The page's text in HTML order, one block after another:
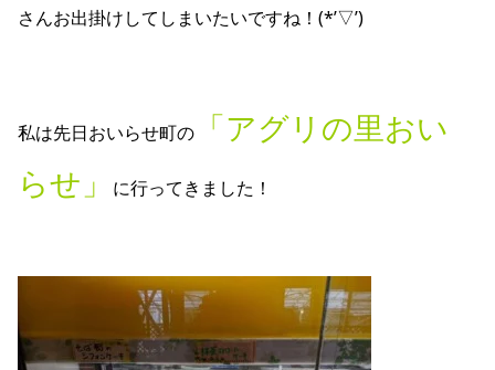
さんお出掛けしてしまいたいですね！(*’▽’)
私は先日おいらせ町の
「アグリの里おい
らせ」
に行ってきました！